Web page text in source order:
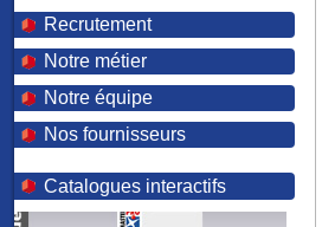
Recrutement
Notre métier
Notre équipe
Nos fournisseurs
Catalogues interactifs